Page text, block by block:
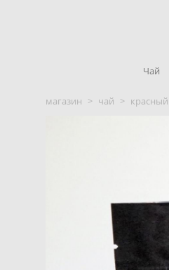
Чай
магазин > чай >